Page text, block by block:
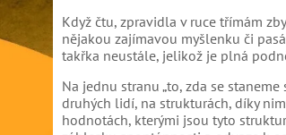
Když čtu, zpravidla v ruce třímám
nějakou zajímavou myšlenku či
takřka neustále, jelikož je plná
Na jednu stranu „to, zda se
druhých lidí, na strukturách, díky
hodnotách, kterými jsou tyto